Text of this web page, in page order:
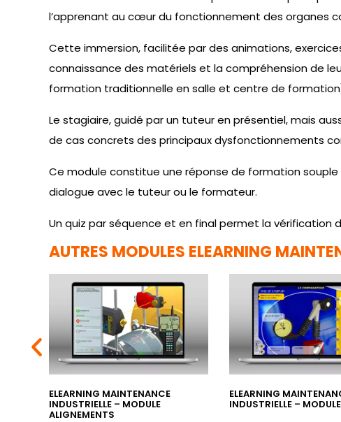
l’apprenant au cœur du fonctionnement des organes
Cette immersion, facilitée par des animations,
connaissance des matériels et la compréhension de
formation traditionnelle en salle et centre de
Le stagiaire, guidé par un tuteur en présentiel, mais
de cas concrets des principaux dysfonctionnements
Ce module constitue une réponse de formation
dialogue avec le tuteur ou le formateur.
Un quiz par séquence et en final permet la vérification
AUTRES MODULES ELEARNING
ELEARNING MAINTENANCE
INDUSTRIELLE – MODULE
ALIGNEMENTS
ELEARNING
INDUSTRIELLE –